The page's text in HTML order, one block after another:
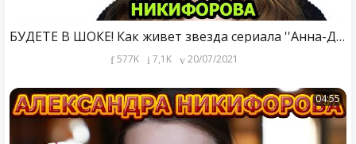
БУДЕТЕ В ШОКЕ! Как живет звезда сериала ''Анна-Детективъ'' - актриса Александра Никифорова?
577K 7,1K 20/07/2021
04:55